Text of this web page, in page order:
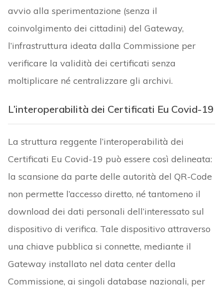
avvio alla sperimentazione (senza il
coinvolgimento dei cittadini) del Gateway,
l’infrastruttura ideata dalla Commissione per
verificare la validità dei certificati senza
moltiplicare né centralizzare gli archivi.
L’interoperabilità dei Certificati Eu Covid-19
La struttura reggente l’interoperabilità dei
Certificati Eu Covid-19 può essere così delineata:
la scansione da parte delle autorità del QR-Code
non permette l’accesso diretto, né tantomeno il
download dei dati personali dell’interessato sul
dispositivo di verifica. Tale dispositivo attraverso
una chiave pubblica si connette, mediante il
Gateway installato nel data center della
Commissione, ai singoli database nazionali, per